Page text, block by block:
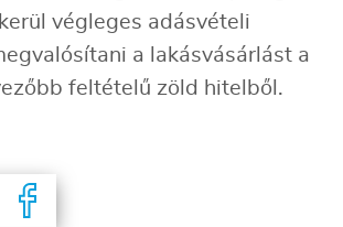
végleges adásvételi
a lakásvásárlást a
feltételű zöld hitelből.